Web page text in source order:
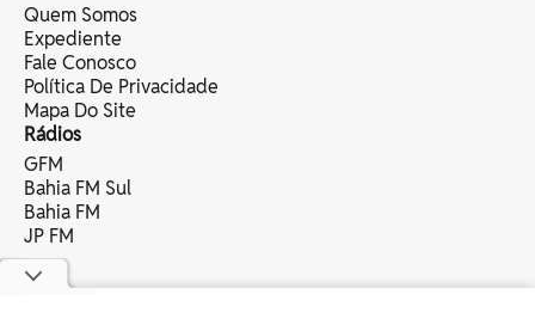
Quem Somos
Expediente
Fale Conosco
Política De Privacidade
Mapa Do Site
Rádios
GFM
Bahia FM Sul
Bahia FM
JP FM